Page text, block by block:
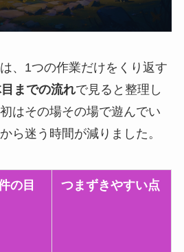
、1つの作業だけをくり返す
までの流れで見ると整理し
はその場その場で遊んでい
ら迷う時間が減りました。
の目
つまずきやすい点